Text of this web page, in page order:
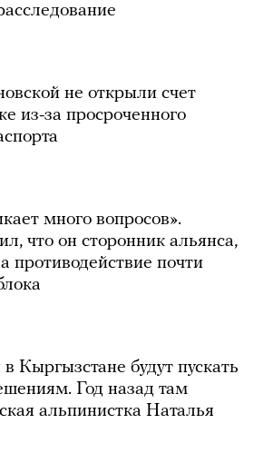
не открыли счет
из-за просроченного
много вопросов».
что он сторонник альянса,
противодействие почти
Кыргызстане будут пускать
Год назад там
альпинистка Наталья